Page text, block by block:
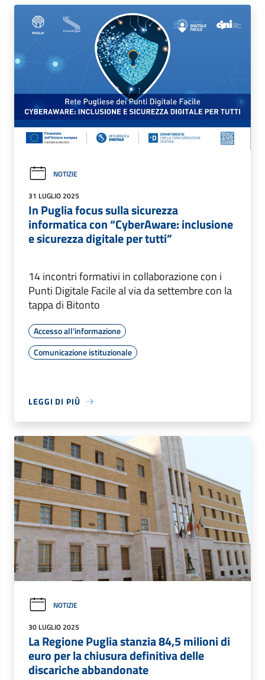
NOTIZIE
31 LUGLIO 2025
In Puglia focus sulla sicurezza
informatica con “CyberAware: inclusione
e sicurezza digitale per tutti”
14 incontri formativi in collaborazione con i
Punti Digitale Facile al via da settembre con la
tappa di Bitonto
Accesso all'informazione
Comunicazione istituzionale
LEGGI DI PIÙ
NOTIZIE
30 LUGLIO 2025
La Regione Puglia stanzia 84,5 milioni di
euro per la chiusura definitiva delle
discariche abbandonate